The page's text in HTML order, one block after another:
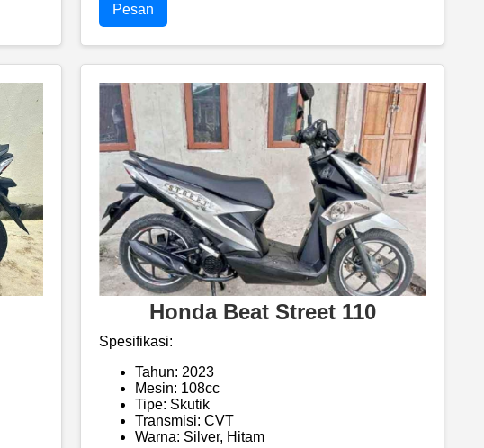
Pesan
Honda Beat Street 110
Spesifikasi:
Tahun: 2023
Mesin: 108cc
Tipe: Skutik
Transmisi: CVT
Warna: Silver, Hitam